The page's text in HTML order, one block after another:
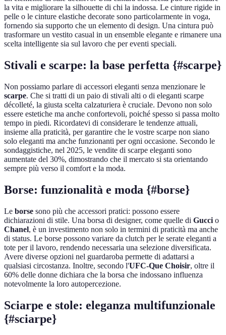
la vita e migliorare la silhouette di chi la indossa. Le cinture rigide in
pelle o le cinture elastiche decorate sono particolarmente in voga,
fornendo sia supporto che un elemento di design. Una cintura può
trasformare un vestito casual in un ensemble elegante e rimanere una
scelta intelligente sia sul lavoro che per eventi speciali.
Stivali e scarpe: la base perfetta {#scarpe}
Non possiamo parlare di accessori eleganti senza menzionare le
scarpe. Che si tratti di un paio di stivali alti o di eleganti scarpe
décolleté, la giusta scelta calzaturiera è cruciale. Devono non solo
essere estetiche ma anche confortevoli, poiché spesso si passa molto
tempo in piedi. Ricordatevi di considerare le tendenze attuali,
insieme alla praticità, per garantire che le vostre scarpe non siano
solo eleganti ma anche funzionanti per ogni occasione. Secondo le
sondaggistiche, nel 2025, le vendite di scarpe eleganti sono
aumentate del 30%, dimostrando che il mercato si sta orientando
sempre più verso il comfort e la moda.
Borse: funzionalità e moda {#borse}
Le borse sono più che accessori pratici: possono essere
dichiarazioni di stile. Una borsa di designer, come quelle di Gucci o
Chanel, è un investimento non solo in termini di praticità ma anche
di status. Le borse possono variare da clutch per le serate eleganti a
tote per il lavoro, rendendo necessaria una selezione diversificata.
Avere diverse opzioni nel guardaroba permette di adattarsi a
qualsiasi circostanza. Inoltre, secondo l'UFC-Que Choisir, oltre il
60% delle donne dichiara che la borsa che indossano influenza
notevolmente la loro autopercezione.
Sciarpe e stole: eleganza multifunzionale
{#sciarpe}